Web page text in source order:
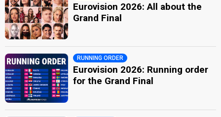
Eurovision 2026: All about the
Grand Final
RUNNING ORDER
Eurovision 2026: Running order
for the Grand Final